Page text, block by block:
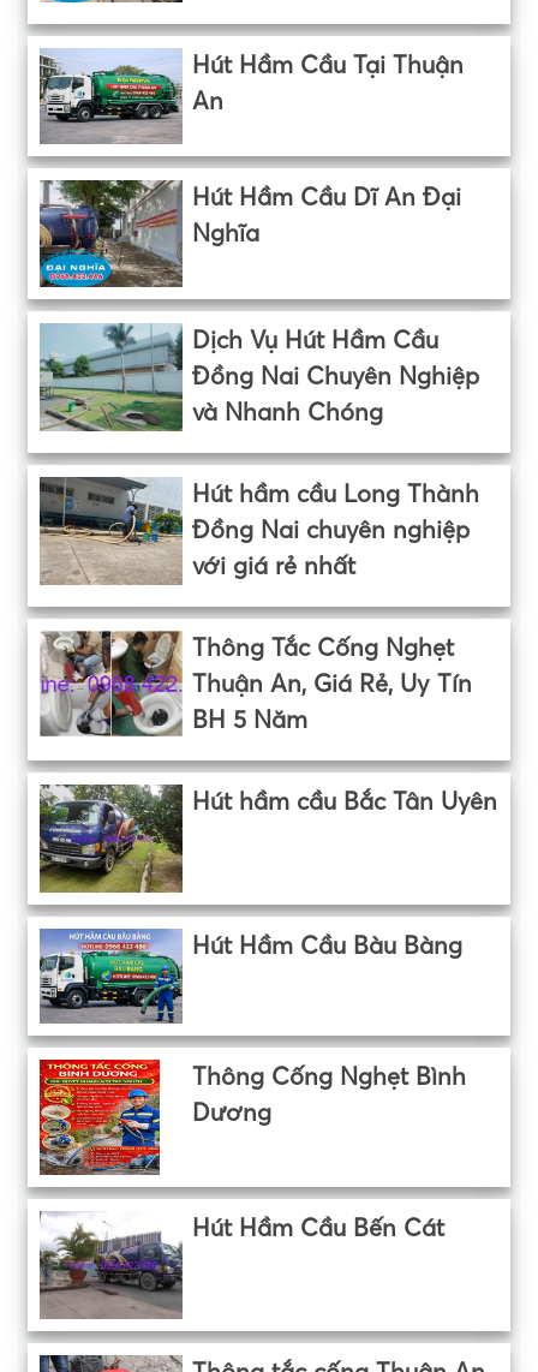
Hút Hầm Cầu Tại Thuận
An
Hút Hầm Cầu Dĩ An Đại
Nghĩa
Dịch Vụ Hút Hầm Cầu
Đồng Nai Chuyên Nghiệp
và Nhanh Chóng
Hút hầm cầu Long Thành
Đồng Nai chuyên nghiệp
với giá rẻ nhất
Thông Tắc Cống Nghẹt
Thuận An, Giá Rẻ, Uy Tín
BH 5 Năm
Hút hầm cầu Bắc Tân Uyên
Hút Hầm Cầu Bàu Bàng
Thông Cống Nghẹt Bình
Dương
Hút Hầm Cầu Bến Cát